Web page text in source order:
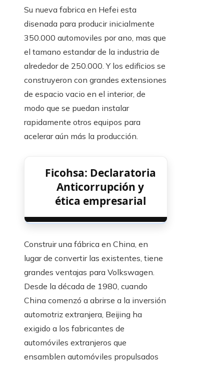
Su nueva fabrica en Hefei esta
disenada para producir inicialmente
350.000 automoviles por ano, mas que
el tamano estandar de la industria de
alrededor de 250.000. Y los edificios se
construyeron con grandes extensiones
de espacio vacio en el interior, de
modo que se puedan instalar
rapidamente otros equipos para
acelerar aún más la producción.
Ficohsa: Declaratoria
Anticorrupción y
ética empresarial
Construir una fábrica en China, en
lugar de convertir las existentes, tiene
grandes ventajas para Volkswagen.
Desde la década de 1980, cuando
China comenzó a abrirse a la inversión
automotriz extranjera, Beijing ha
exigido a los fabricantes de
automóviles extranjeros que
ensamblen automóviles propulsados ​​